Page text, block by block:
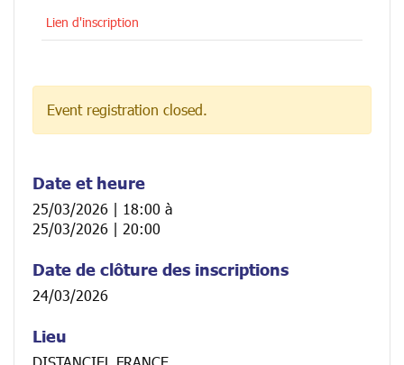
Lien d'inscription
Event registration closed.
Date et heure
25/03/2026 | 18:00 à
25/03/2026 | 20:00
Date de clôture des inscriptions
24/03/2026
Lieu